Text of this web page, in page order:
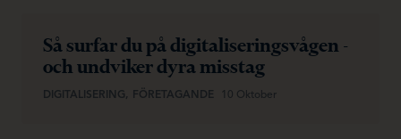
Så surfar du på digitaliseringsvågen -
och undviker dyra misstag
DIGITALISERING, FÖRETAGANDE 10 Oktober